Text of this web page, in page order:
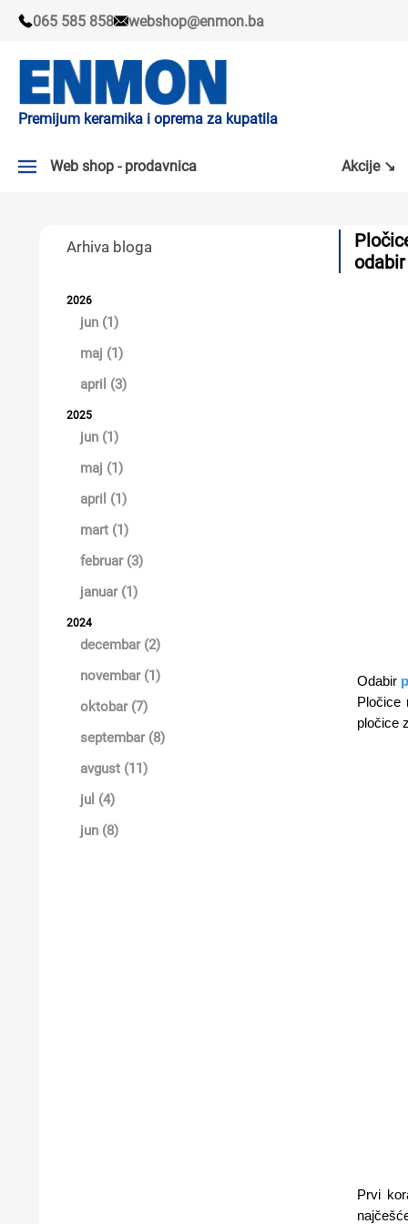
065 585 858 webshop@enmon.ba
Premijum keramika i oprema za kupatila
Web shop - prodavnica
PLOČICE
KADE I TUŠ KABINE
SANITARIJE
BOJLERI
LAJSNE ZA PLOČICE
ODVOD VODE
KUPATILSKA GALANTERIJA
Akcije ↘
Odabir
Pločice
pločice
Prvi
Arhiva bloga
2026
jun (1)
maj (1)
april (3)
2025
jun (1)
maj (1)
april (1)
mart (1)
februar (3)
januar (1)
2024
decembar (2)
novembar (1)
oktobar (7)
septembar (8)
avgust (11)
jul (4)
jun (8)